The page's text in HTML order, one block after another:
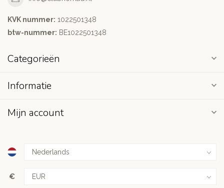
KVK nummer: 1022501348
btw-nummer: BE1022501348
Categorieën
Informatie
Mijn account
€